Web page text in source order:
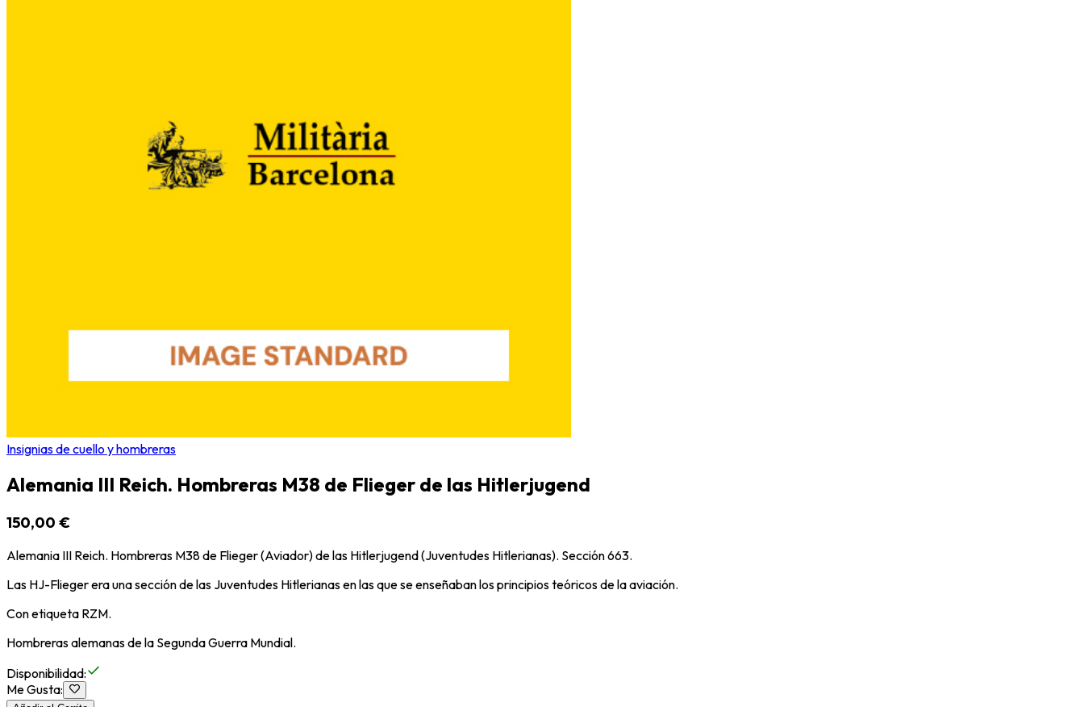
Insignias de cuello y hombreras
Alemania III Reich. Hombreras M38 de Flieger de las Hitlerjugend
150,00 €
Alemania III Reich. Hombreras M38 de Flieger (Aviador) de las Hitlerjugend (Juventudes Hitlerianas). Sección 663.
Las HJ-Flieger era una sección de las Juventudes Hitlerianas en las que se enseñaban los principios teóricos de la aviación.
Con etiqueta RZM.
Hombreras alemanas de la Segunda Guerra Mundial.
Disponibilidad:
Me Gusta: